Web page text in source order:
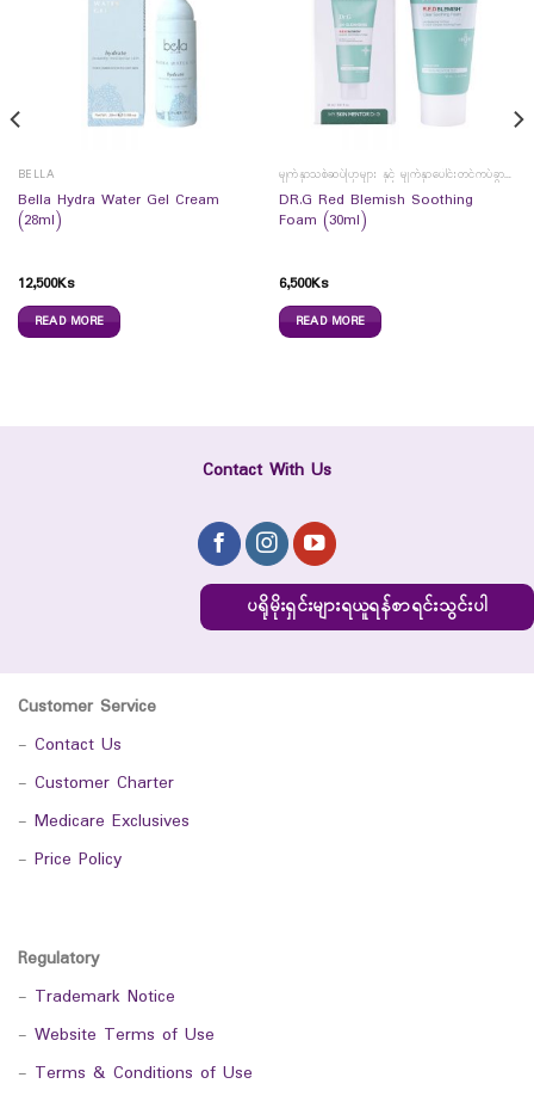
BELLA
Bella Hydra Water Gel Cream
(28ml)
12,500Ks
READ MORE
မျက်နှာသစ်ဆပ်ပြာများ နှင့် မျက်နှာပေါင်းတင်ကပ်ခွာများ
DR.G Red Blemish Soothing
Foam (30ml)
6,500Ks
READ MORE
Contact With Us
ပရိုမိုးရှင်းများရယူရန်စာရင်းသွင်းပါ
Customer Service
- Contact Us
- Customer Charter
- Medicare Exclusives
- Price Policy
Regulatory
- Trademark Notice
- Website Terms of Use
- Terms & Conditions of Use